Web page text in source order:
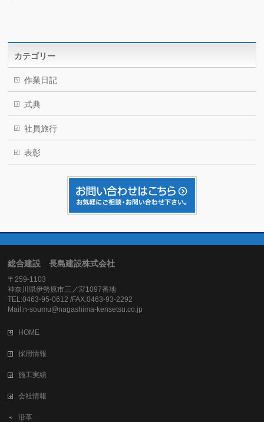
カテゴリー
作業日記
式典
社員旅行
表彰
総合建設 長島建設株式会社
〒259-1103
神奈川県伊勢原市三ノ宮1097番地
TEL:0463-95-0612 /FAX:0463-93-2292
Mail:n-soumu@nagashima-kensetsu.co.jp
HOME
採用情報
施工実績
会社情報
沿革